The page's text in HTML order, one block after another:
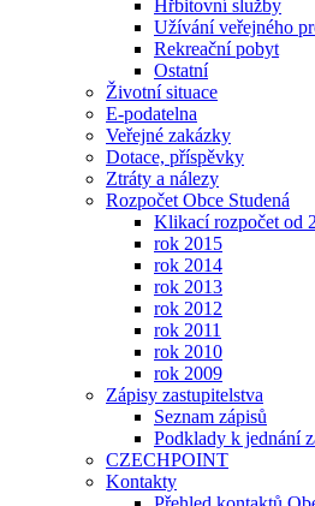
Hřbitovní služby
Užívání veřejného
Rekreační pobyt
Ostatní
Životní situace
E-podatelna
Veřejné zakázky
Dotace, příspěvky
Ztráty a nálezy
Rozpočet Obce Studená
Klikací rozpočet od
rok 2015
rok 2014
rok 2013
rok 2012
rok 2011
rok 2010
rok 2009
Zápisy zastupitelstva
Seznam zápisů
Podklady k jednání
CZECHPOINT
Kontakty